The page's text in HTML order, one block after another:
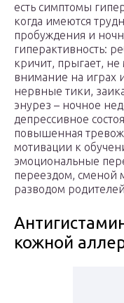
есть симптомы
когда имеются
пробуждения и
гиперактивность:
кричит, прыгает, не
внимание на играх
нервные тики,
энурез – ночное
депрессивное
повышенная
мотивации к
эмоциональные
переездом, сменой
разводом
кожной